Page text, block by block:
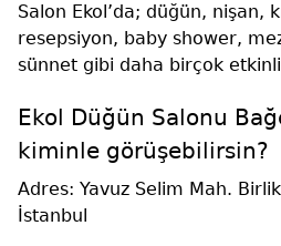
Salon Ekol’da; düğün, nişan,
resepsiyon, baby shower,
sünnet gibi daha birçok
Ekol Düğün Salonu
kiminle görüşebilirsin?
Adres: Yavuz Selim Mah.
İstanbul